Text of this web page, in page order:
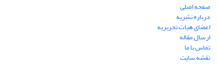
صفحه اصلی
درباره نشریه
اعضای هیات تحریریه
ارسال مقاله
تماس با ما
نقشه سایت